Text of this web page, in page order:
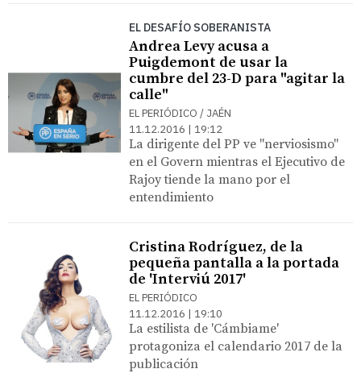
EL DESAFÍO SOBERANISTA
Andrea Levy acusa a
Puigdemont de usar la
cumbre del 23-D para "agitar la
calle"
EL PERIÓDICO / JAÉN
11.12.2016 | 19:12
La dirigente del PP ve "nerviosismo"
en el Govern mientras el Ejecutivo de
Rajoy tiende la mano por el
entendimiento
Cristina Rodríguez, de la
pequeña pantalla a la portada
de 'Interviú 2017'
EL PERIÓDICO
11.12.2016 | 19:10
La estilista de 'Cámbiame'
protagoniza el calendario 2017 de la
publicación